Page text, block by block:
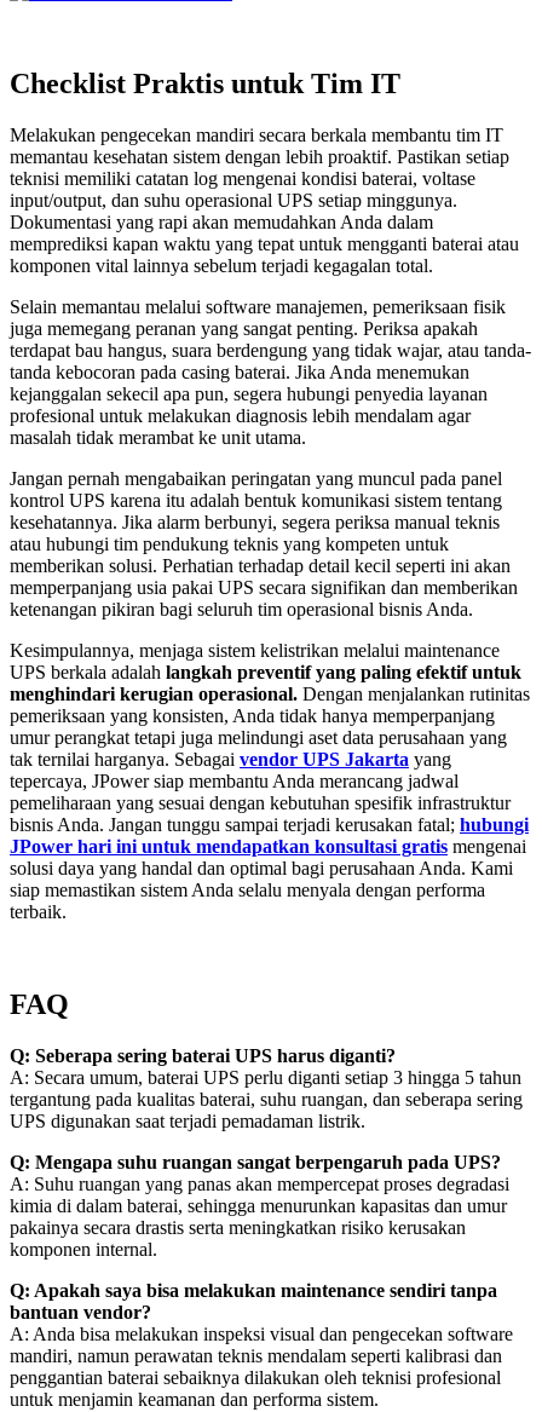
Checklist Praktis untuk Tim IT
Melakukan pengecekan mandiri secara berkala membantu tim IT
memantau kesehatan sistem dengan lebih proaktif. Pastikan setiap
teknisi memiliki catatan log mengenai kondisi baterai, voltase
input/output, dan suhu operasional UPS setiap minggunya.
Dokumentasi yang rapi akan memudahkan Anda dalam
memprediksi kapan waktu yang tepat untuk mengganti baterai atau
komponen vital lainnya sebelum terjadi kegagalan total.
Selain memantau melalui software manajemen, pemeriksaan fisik
juga memegang peranan yang sangat penting. Periksa apakah
terdapat bau hangus, suara berdengung yang tidak wajar, atau tanda-
tanda kebocoran pada casing baterai. Jika Anda menemukan
kejanggalan sekecil apa pun, segera hubungi penyedia layanan
profesional untuk melakukan diagnosis lebih mendalam agar
masalah tidak merambat ke unit utama.
Jangan pernah mengabaikan peringatan yang muncul pada panel
kontrol UPS karena itu adalah bentuk komunikasi sistem tentang
kesehatannya. Jika alarm berbunyi, segera periksa manual teknis
atau hubungi tim pendukung teknis yang kompeten untuk
memberikan solusi. Perhatian terhadap detail kecil seperti ini akan
memperpanjang usia pakai UPS secara signifikan dan memberikan
ketenangan pikiran bagi seluruh tim operasional bisnis Anda.
Kesimpulannya, menjaga sistem kelistrikan melalui maintenance
UPS berkala adalah langkah preventif yang paling efektif untuk
menghindari kerugian operasional. Dengan menjalankan rutinitas
pemeriksaan yang konsisten, Anda tidak hanya memperpanjang
umur perangkat tetapi juga melindungi aset data perusahaan yang
tak ternilai harganya. Sebagai vendor UPS Jakarta yang
tepercaya, JPower siap membantu Anda merancang jadwal
pemeliharaan yang sesuai dengan kebutuhan spesifik infrastruktur
bisnis Anda. Jangan tunggu sampai terjadi kerusakan fatal; hubungi
JPower hari ini untuk mendapatkan konsultasi gratis mengenai
solusi daya yang handal dan optimal bagi perusahaan Anda. Kami
siap memastikan sistem Anda selalu menyala dengan performa
terbaik.
FAQ
Q: Seberapa sering baterai UPS harus diganti?
A: Secara umum, baterai UPS perlu diganti setiap 3 hingga 5 tahun
tergantung pada kualitas baterai, suhu ruangan, dan seberapa sering
UPS digunakan saat terjadi pemadaman listrik.
Q: Mengapa suhu ruangan sangat berpengaruh pada UPS?
A: Suhu ruangan yang panas akan mempercepat proses degradasi
kimia di dalam baterai, sehingga menurunkan kapasitas dan umur
pakainya secara drastis serta meningkatkan risiko kerusakan
komponen internal.
Q: Apakah saya bisa melakukan maintenance sendiri tanpa
bantuan vendor?
A: Anda bisa melakukan inspeksi visual dan pengecekan software
mandiri, namun perawatan teknis mendalam seperti kalibrasi dan
penggantian baterai sebaiknya dilakukan oleh teknisi profesional
untuk menjamin keamanan dan performa sistem.